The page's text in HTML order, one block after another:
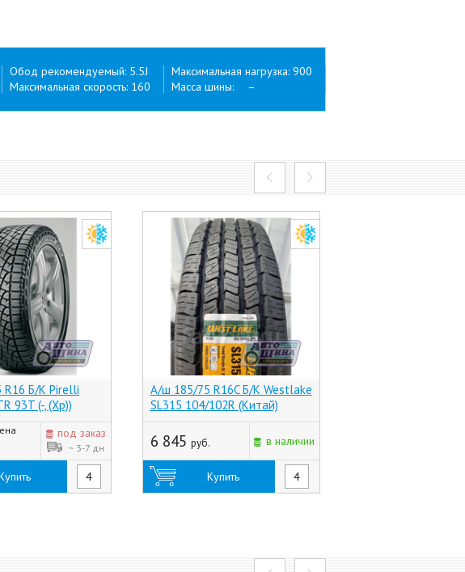
Обод рекомендуемый: 5.5J
Максимальная скорость: 160
Максимальная нагрузка: 900
Масса шины: –
Б/К Pirelli
93T (-, (Хр))
под заказ
~ 3-7 дн
А/ш 185/75 R16C Б/К Westlake
SL315 104/102R (Китай)
6 845 руб. в наличии
Купить